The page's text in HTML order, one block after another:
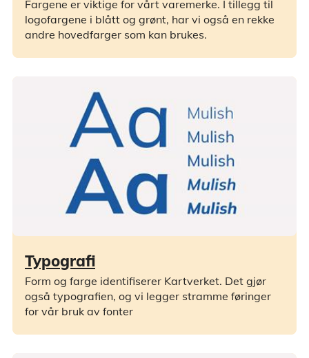
Fargene er viktige for vårt varemerke. I tillegg til
logofargene i blått og grønt, har vi også en rekke
andre hovedfarger som kan brukes.
Typografi
Form og farge identifiserer Kartverket. Det gjør
også typografien, og vi legger stramme føringer
for vår bruk av fonter